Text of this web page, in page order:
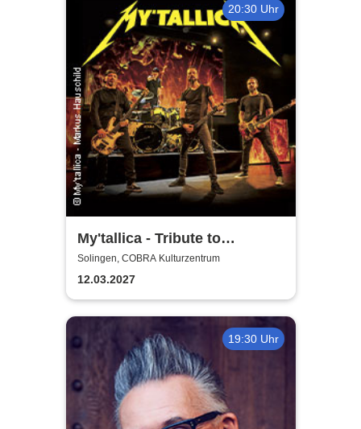
20:30 Uhr
My'tallica - Tribute to
Metallica
Solingen, COBRA Kulturzentrum
12.03.2027
19:30 Uhr